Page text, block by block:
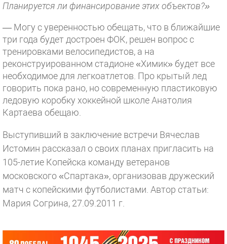
Планируется ли финансирование этих объектов?»
— Могу с уверенностью обещать, что в ближайшие
три года будет достроен ФОК, решен вопрос с
тренировками велосипедистов, а на
реконструированном стадионе «Химик» будет все
необходимое для легкоатлетов. Про крытый лед
говорить пока рано, но современную пластиковую
ледовую коробку хоккейной школе Анатолия
Картаева обещаю.
Выступивший в заключение встречи Вячеслав
Истомин рассказал о своих планах пригласить на
105-летие Копейска команду ветеранов
московского «Спартака», организовав дружеский
матч с копейскими футболистами. Автор статьи:
Мария Согрина, 27.09.2011 г.